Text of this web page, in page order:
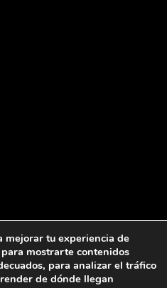
mejorar tu experiencia de
mostrarte contenidos
para analizar el tráfico
de dónde llegan